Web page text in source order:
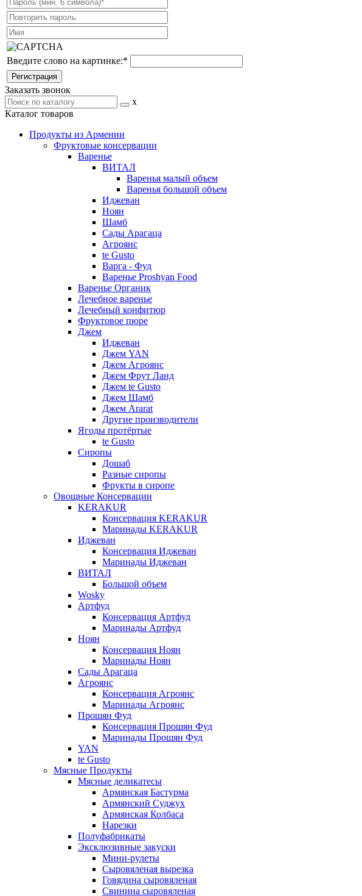
Введите слово на картинке:*
Заказать звонок
x
Каталог товаров
Продукты из Армении
Фруктовые консервации
Варенье
ВИТАЛ
Варенья малый объем
Варенья большой объем
Иджеван
Ноян
Шамб
Сады Арагаца
Агроянс
te Gusto
Варга - Фуд
Варенье Proshyan Food
Варенье Органик
Лечебное варенье
Лечебный конфитюр
Фруктовое пюре
Джем
Иджеван
Джем YAN
Джем Агроянс
Джем Фрут Ланд
Джем te Gusto
Джем Шамб
Джем Ararat
Другие производители
Ягоды протёртые
te Gusto
Сиропы
Дошаб
Разные сиропы
Фрукты в сиропе
Овощные Консервации
KERAKUR
Консервация KERAKUR
Маринады KERAKUR
Иджеван
Консервация Иджеван
Маринады Иджеван
ВИТАЛ
Большой объем
Wosky
Артфуд
Консервация Артфуд
Маринады Артфуд
Ноян
Консервация Ноян
Маринады Ноян
Сады Арагаца
Агроянс
Консервация Агроянс
Маринады Агроянс
Прошян Фуд
Консервация Прошян Фуд
Маринады Прошян Фуд
YAN
te Gusto
Мясные Продукты
Мясные деликатесы
Армянская Бастурма
Армянский Суджух
Армянская Колбаса
Нарезки
Полуфабрикаты
Эксклюзивные закуски
Мини-рулеты
Сыровяленая вырезка
Говядина сыровяленая
Свинина сыровяленая